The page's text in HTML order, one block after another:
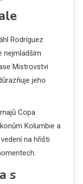
Rodríguez
nejmladším
Mistrovství
jeho
Copa
Kolumbie a
na hřišti
s